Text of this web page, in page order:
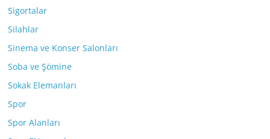
Sigortalar
Silahlar
Sinema ve Konser Salonları
Soba ve Şömine
Sokak Elemanları
Spor
Spor Alanları